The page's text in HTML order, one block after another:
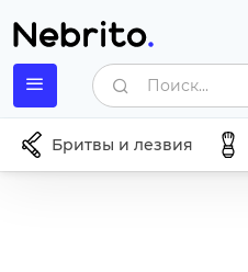
Поиск...
Бритвы и лезвия